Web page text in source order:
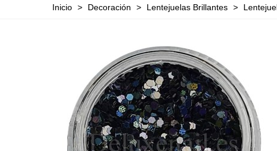
Inicio > Decoración > Lentejuelas Brillantes >